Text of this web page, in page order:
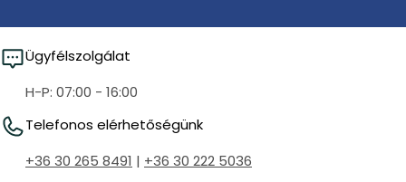
Ügyfélszolgálat
H-P: 07:00 - 16:00
Telefonos elérhetőségünk
+36 30 265 8491 | +36 30 222 5036